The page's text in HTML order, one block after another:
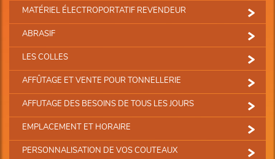
MATÉRIEL ÉLECTROPORTATIF REVENDEUR
ABRASIF
LES COLLES
AFFÛTAGE ET VENTE POUR TONNELLERIE
AFFUTAGE DES BESOINS DE TOUS LES JOURS
EMPLACEMENT ET HORAIRE
PERSONNALISATION DE VOS COUTEAUX